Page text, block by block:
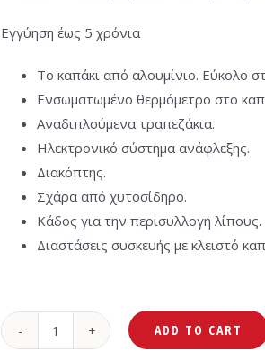
Εγγύηση έως 5 χρόνια
Το καπάκι από αλουμίνιο. Εύκολο
Ενσωματωμένο θερμόμετρο στο
Αναδιπλούμενα τραπεζάκια.
Ηλεκτρονικό σύστημα ανάφλεξης.
Διακόπτης.
Σχάρα από χυτοσίδηρο.
Κάδος για την περισυλλογή λίπους.
Διαστάσεις συσκευής με κλειστό
Weber
ADD TO CART